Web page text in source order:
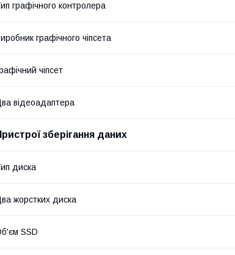
графічного контролера
графічного чіпсета
чіпсет
відеоадаптера
зберігання даних
диска
жорстких диска
SSD